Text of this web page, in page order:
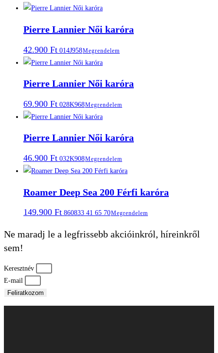
Pierre Lannier Női karóra
42.900 Ft 014J958Megrendelem
Pierre Lannier Női karóra
69.900 Ft 028K968Megrendelem
Pierre Lannier Női karóra
46.900 Ft 032K908Megrendelem
Roamer Deep Sea 200 Férfi karóra
149.900 Ft 860833 41 65 70Megrendelem
Ne maradj le a legfrissebb akcióinkról, híreinkről
sem!
Keresztnév
E-mail
Feliratkozom